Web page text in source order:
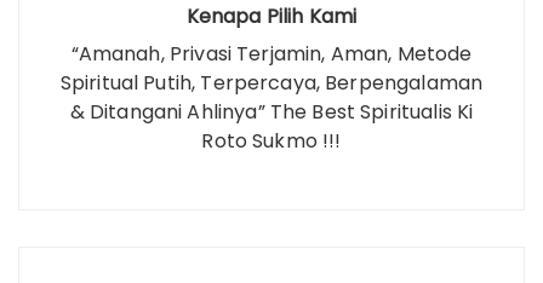
Kenapa Pilih Kami
“Amanah, Privasi Terjamin, Aman, Metode
Spiritual Putih, Terpercaya, Berpengalaman
& Ditangani Ahlinya” The Best Spiritualis Ki
Roto Sukmo !!!